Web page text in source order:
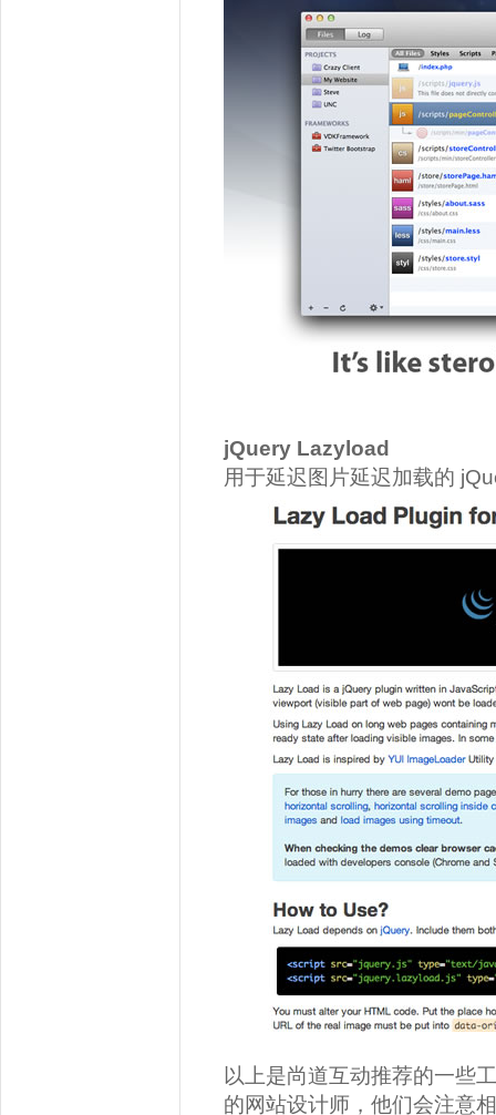
jQuery Lazyload
用于延迟图片延迟加载的
以上是尚道互动推荐的一些
的网站设计师，他们会注意